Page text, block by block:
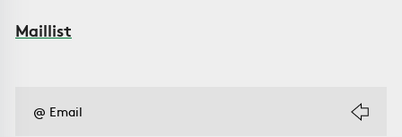
Maillist